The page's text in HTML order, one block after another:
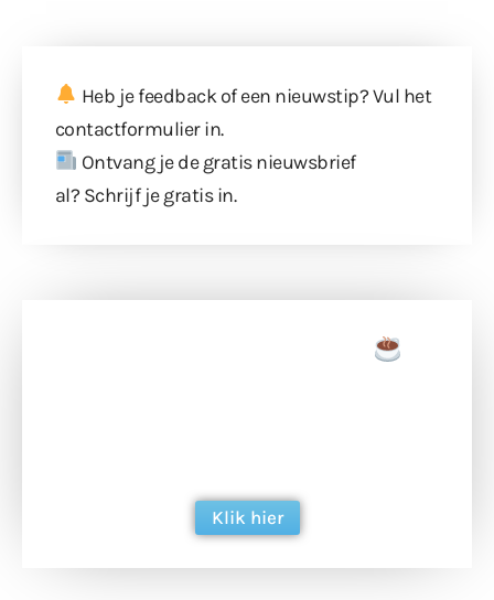
Heb je feedback of een nieuwstip? Vul het
contactformulierin.
Ontvang je de gratis nieuwsbrief
al? Schrijf je gratis in.
Klik hier